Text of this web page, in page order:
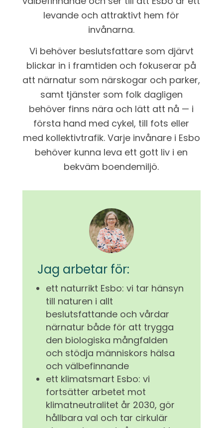
levande och attraktivt hem för
invånarna.
Vi behöver beslutsfattare som djärvt
blickar in i framtiden och fokuserar på
att närnatur som närskogar och parker,
samt tjänster som folk dagligen
behöver finns nära och lätt att nå — i
första hand med cykel, till fots eller
med kollektivtrafik. Varje invånare i Esbo
behöver kunna leva ett gott liv i en
bekväm boendemiljö.
Jag arbetar för:
ett naturrikt Esbo: vi tar hänsyn
till naturen i allt
beslutsfattande och vårdar
närnatur både för att trygga
den biologiska mångfalden
och stödja människors hälsa
och välbefinnande
ett klimatsmart Esbo: vi
fortsätter arbetet mot
klimatneutralitet år 2030, gör
hållbara val och tar cirkulär